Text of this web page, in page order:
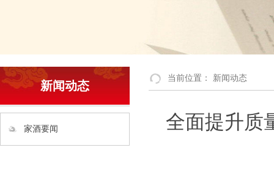
新闻动态
家酒要闻
当前位置： 新闻动态
全面提升质